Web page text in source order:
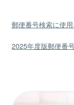
郵便番号検索に使
2025年度版郵便番